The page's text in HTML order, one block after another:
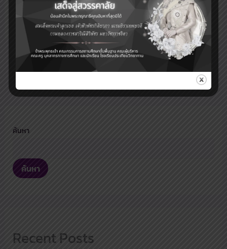
ข่าวกิจกรรม/ ByAdministrator
ค้นหา
ค้นหา
Recent Posts